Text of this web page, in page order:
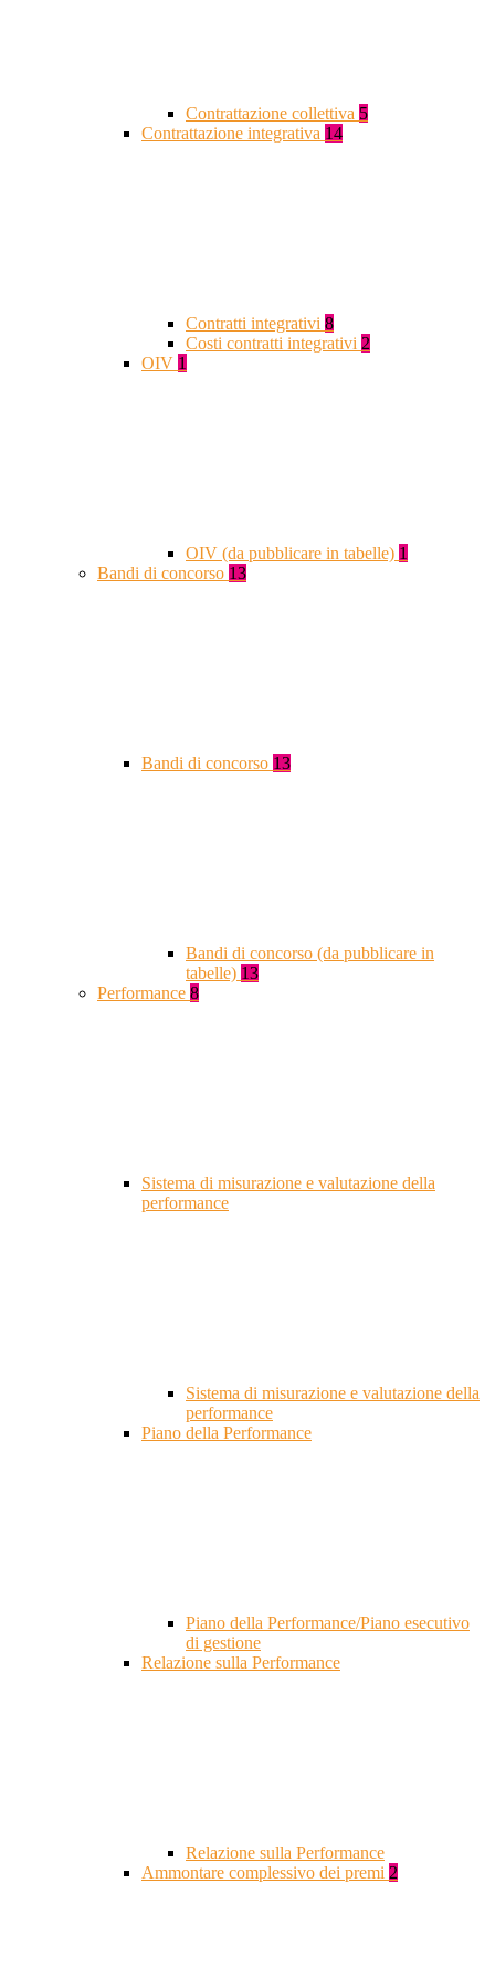
Contrattazione collettiva 5
Contrattazione integrativa 14
Contratti integrativi 8
Costi contratti integrativi 2
OIV 1
OIV (da pubblicare in tabelle) 1
Bandi di concorso 13
Bandi di concorso 13
Bandi di concorso (da pubblicare in
tabelle) 13
Performance 8
Sistema di misurazione e valutazione della
performance
Sistema di misurazione e valutazione della
performance
Piano della Performance
Piano della Performance/Piano esecutivo
di gestione
Relazione sulla Performance
Relazione sulla Performance
Ammontare complessivo dei premi 2